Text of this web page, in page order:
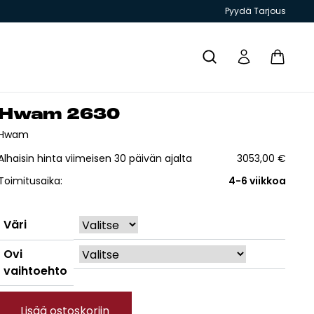
Pyydä Tarjous
JA
GRILLIT JA
PIHAKEITTIÖT
TIILITYÖKALU
Yhteystiedot
2630
hinta viimeisen 30 päivän ajalta
3053,00 €
4-6 viikkoa
Väri
Ovi
vaihtoehto
Lisää ostoskoriin